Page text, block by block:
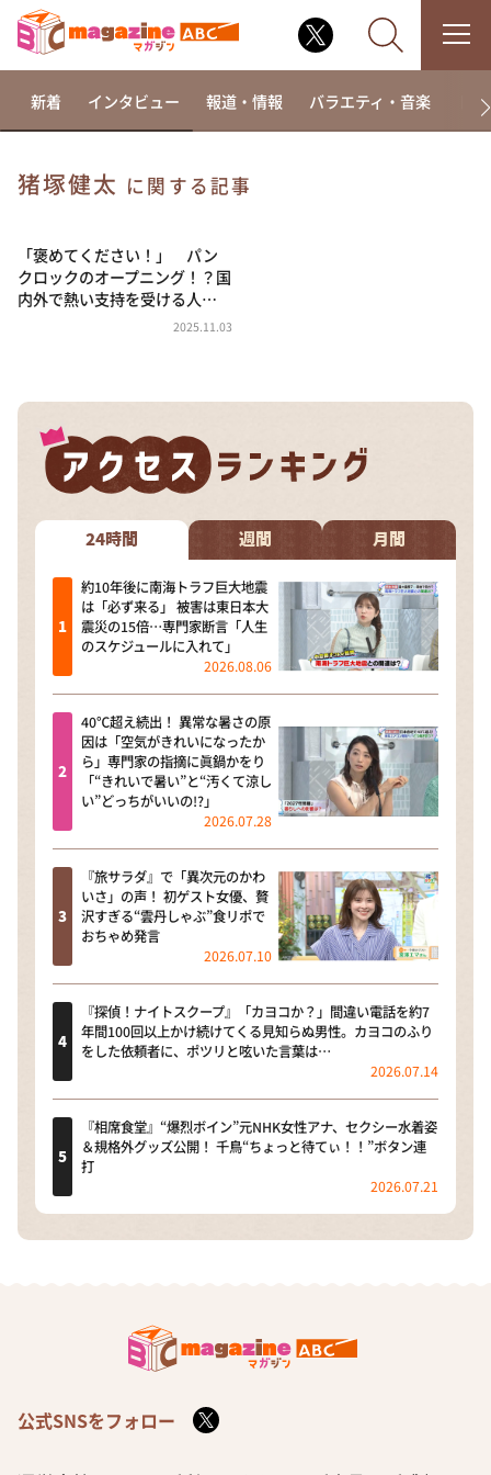
相席食堂
これ余談なんですけど・・・
～人生密着トークバラエティ！～ やすとものいたっ
河合＆A.B.C-Z塚田×福井アナ「なんでやねん！？」
（news おかえり）
DAIGOも台所 ～きょうの献立 何にする？～
本日はダイアンなり！シーズン２
朝だ！生です旅サラダ
教えて！ニュースライブ 正義のミカタ
ＬＩＦＥ～夢のカタチ～
新婚さんいらっしゃい！
ポツンと一軒家
ザキ山小屋本館
ぺこぱのまるスポ
新着 インタビュー 報道・情報 バラエティ・音楽 ド
猪塚健太 に関する記事
「褒めてください！」 パン
クロックのオープニング！？国
内外で熱い支持を受ける人…
2025.11.03
24時間 週間 月間
約10年後に南海トラフ巨大地震
は「必ず来る」 被害は東日本大
震災の15倍…専門家断言「人生
のスケジュールに入れて」
2026.08.06
40℃超え続出！ 異常な暑さの原
因は「空気がきれいになったか
ら」専門家の指摘に眞鍋かをり
「“きれいで暑い”と“汚くて涼し
い”どっちがいいの!?」
2026.07.28
『旅サラダ』で「異次元のかわ
いさ」の声！ 初ゲスト女優、贅
沢すぎる“雲丹しゃぶ”食リポで
おちゃめ発言
2026.07.10
『探偵！ナイトスクープ』「カヨコか？」間違い電話を約7
年間100回以上かけ続けてくる見知らぬ男性。カヨコのふり
をした依頼者に、ポツリと呟いた言葉は…
2026.07.14
『相席食堂』“爆烈ボイン”元NHK女性アナ、セクシー水着姿
＆規格外グッズ公開！ 千鳥“ちょっと待てぃ！！”ボタン連
打
2026.07.21
公式SNSをフォロー